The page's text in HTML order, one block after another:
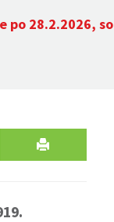
po 28.2.2026, so